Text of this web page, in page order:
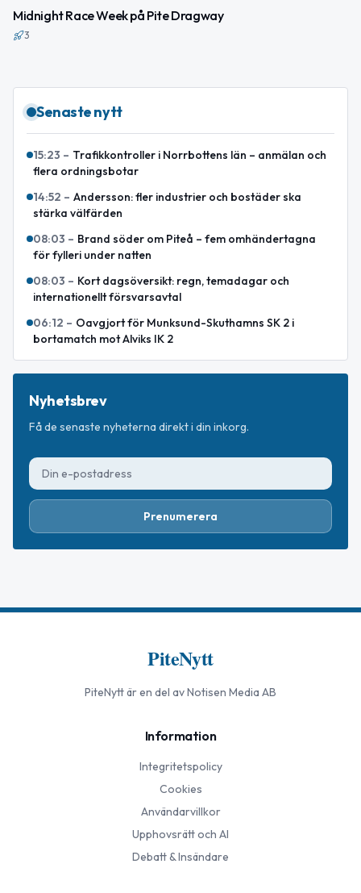
Midnight Race Week på Pite Dragway
3
Senaste nytt
15:23 – Trafikkontroller i Norrbottens län – anmälan och
flera ordningsbotar
14:52 – Andersson: fler industrier och bostäder ska
stärka välfärden
08:03 – Brand söder om Piteå – fem omhändertagna
för fylleri under natten
08:03 – Kort dagsöversikt: regn, temadagar och
internationellt försvarsavtal
06:12 – Oavgjort för Munksund-Skuthamns SK 2 i
bortamatch mot Alviks IK 2
Nyhetsbrev
Få de senaste nyheterna direkt i din inkorg.
Prenumerera
PiteNytt
PiteNyttär en del av Notisen Media AB
Information
Integritetspolicy
Cookies
Användarvillkor
Upphovsrätt och AI
Debatt & Insändare